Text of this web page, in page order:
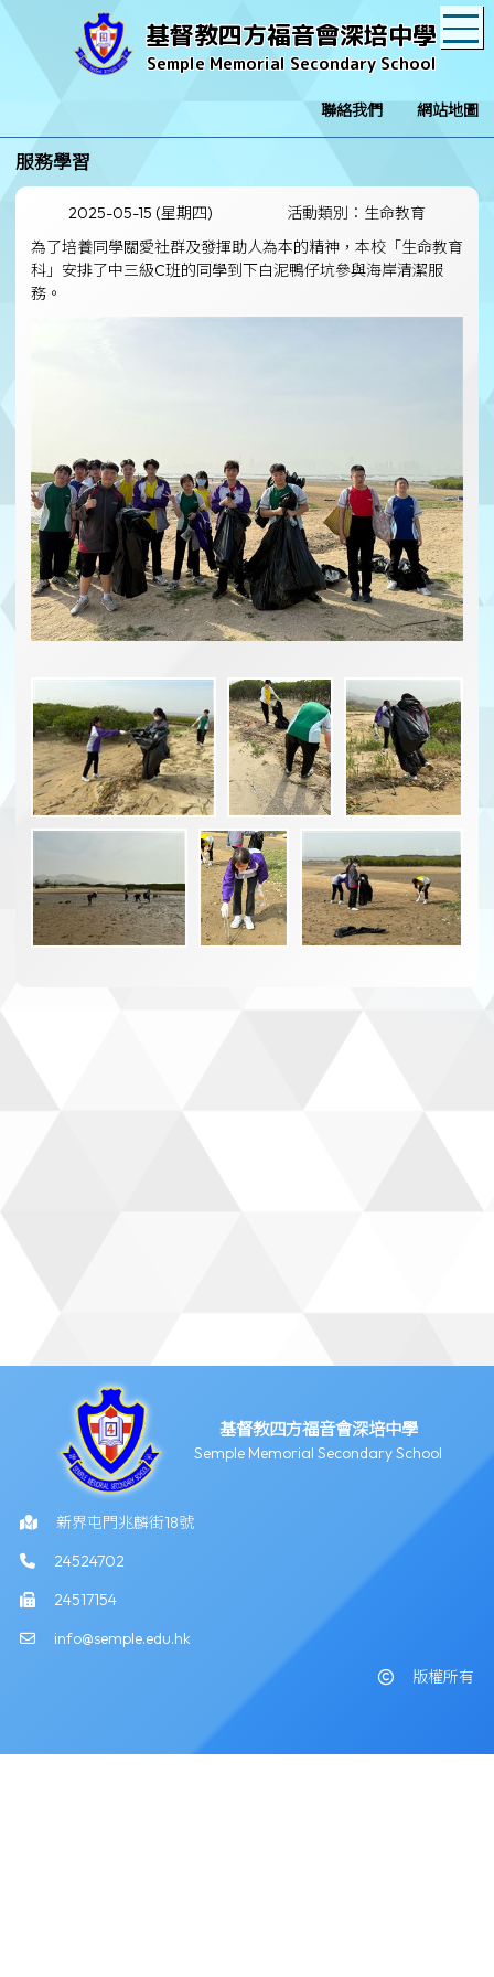
基督教四方福音會深培中學
Semple Memorial Secondary School
聯絡我們 網站地圖
服務學習
2025-05-15 (星期四)
活動類別：生命教育
為了培養同學關愛社群及發揮助人為本的精神，本校「生命教育
科」安排了中三級C班的同學到下白泥鴨仔坑參與海岸清潔服
務。
基督教四方福音會深培中學
Semple Memorial Secondary School
新界屯門兆麟街18號
24524702
24517154
info@semple.edu.hk
版權所有